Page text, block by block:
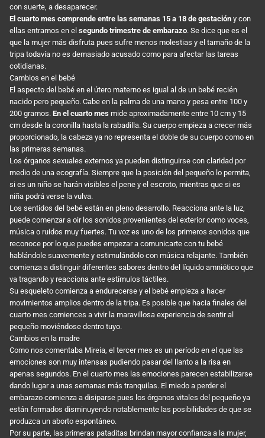
con suerte, a desaparecer.
El cuarto mes comprende entre las semanas 15 a 18 de gestación y con
ellas entramos en el segundo trimestre de embarazo. Se dice que es el
que la mujer más disfruta pues sufre menos molestias y el tamaño de la
tripa todavía no es demasiado acusado como para afectar las tareas
cotidianas.
Cambios en el bebé
El aspecto del bebé en el útero materno es igual al de un bebé recién
nacido pero pequeño. Cabe en la palma de una mano y pesa entre 100 y
200 gramos. En el cuarto mes mide aproximadamente entre 10 cm y 15
cm desde la coronilla hasta la rabadilla. Su cuerpo empieza a crecer más
proporcionado, la cabeza ya no representa el doble de su cuerpo como en
las primeras semanas.
Los órganos sexuales externos ya pueden distinguirse con claridad por
medio de una ecografía. Siempre que la posición del pequeño lo permita,
si es un niño se harán visibles el pene y el escroto, mientras que si es
niña podrá verse la vulva.
Los sentidos del bebé están en pleno desarrollo. Reacciona ante la luz,
puede comenzar a oir los sonidos provenientes del exterior como voces,
música o ruidos muy fuertes. Tu voz es uno de los primeros sonidos que
reconoce por lo que puedes empezar a comunicarte con tu bebé
hablándole suavemente y estimulándolo con música relajante. También
comienza a distinguir diferentes sabores dentro del líquido amniótico que
va tragando y reacciona ante estímulos táctiles.
Su esqueleto comienza a endurecerse y el bebé empieza a hacer
movimientos amplios dentro de la tripa. Es posible que hacia finales del
cuarto mes comiences a vivir la maravillosa experiencia de sentir al
pequeño moviéndose dentro tuyo.
Cambios en la madre
Como nos comentaba Mireia, el tercer mes es un período en el que las
emociones son muy intensas pudiendo pasar del llanto a la risa en
apenas segundos. En el cuarto mes las emociones parecen estabilizarse
dando lugar a unas semanas más tranquilas. El miedo a perder el
embarazo comienza a disiparse pues los órganos vitales del pequeño ya
están formados disminuyendo notablemente las posibilidades de que se
produzca un aborto espontáneo.
Por su parte, las primeras pataditas brindan mayor confianza a la mujer,